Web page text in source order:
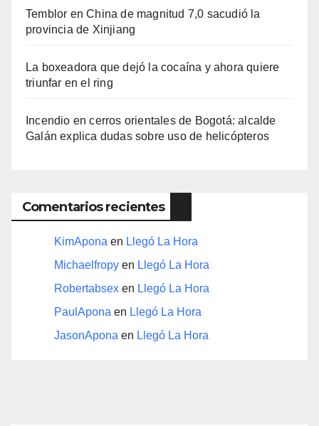
Temblor en China de magnitud 7,0 sacudió la
provincia de Xinjiang
La boxeadora que dejó la cocaína y ahora quiere
triunfar en el ring​
Incendio en cerros orientales de Bogotá: alcalde
Galán explica dudas sobre uso de helicópteros
Comentarios recientes
KimApona en Llegó La Hora
Michaelfropy en Llegó La Hora
Robertabsex en Llegó La Hora
PaulApona en Llegó La Hora
JasonApona en Llegó La Hora